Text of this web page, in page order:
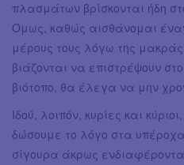
πλασμάτων βρίσκονται ήδη
Όμως, καθώς αισθάνομαι
μέρους τους λόγω της
βιάζονται να επιστρέψουν
βιότοπο, θα έλεγα να μην
Ιδού, λοιπόν, κυρίες και
δώσουμε το λόγο στα
σίγουρα άκρως